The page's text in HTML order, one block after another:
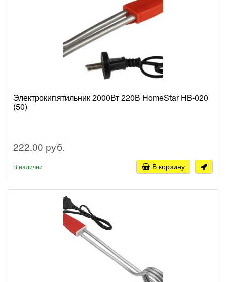
Электрокипятильник 2000Вт 220В HomeStar HB-020
(50)
222.00 руб.
В наличии В корзину